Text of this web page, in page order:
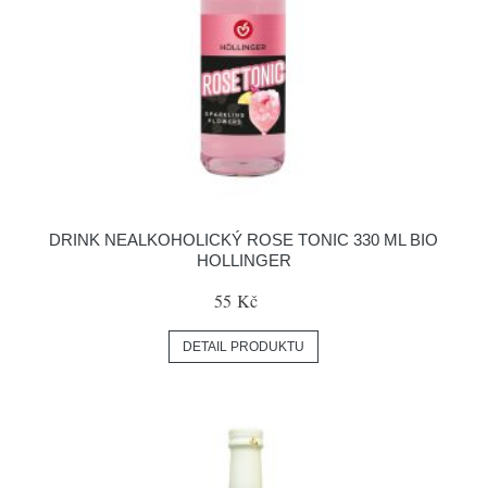
DRINK NEALKOHOLICKÝ ROSE TONIC 330 ML BIO
HOLLINGER
55 Kč
DETAIL PRODUKTU